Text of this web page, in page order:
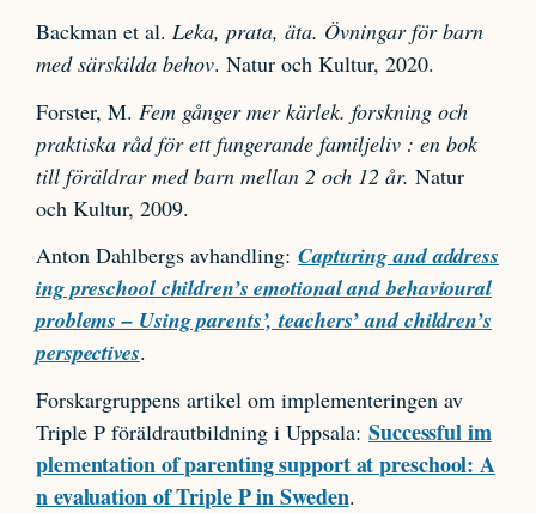
Backman et al. Leka, prata, äta. Övningar för barn
med särskilda behov. Natur och Kultur, 2020.
Forster, M. Fem gånger mer kärlek. forskning och
praktiska råd för ett fungerande familjeliv : en bok
till föräldrar med barn mellan 2 och 12 år. Natur
och Kultur, 2009.
Anton Dahlbergs avhandling: Capturing and address
ing preschool children’s emotional and behavioural
problems – Using parents’, teachers’ and children’s
perspectives.
Forskargruppens artikel om implementeringen av
Triple P föräldrautbildning i Uppsala: Successful im
plementation of parenting support at preschool: A
n evaluation of Triple P in Sweden.